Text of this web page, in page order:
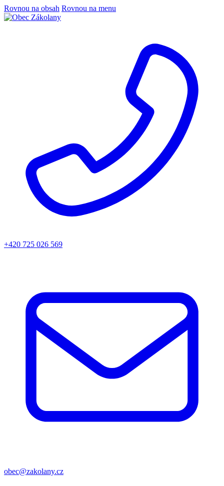
Rovnou na obsah Rovnou na menu
+420 725 026 569
obec@zakolany.cz